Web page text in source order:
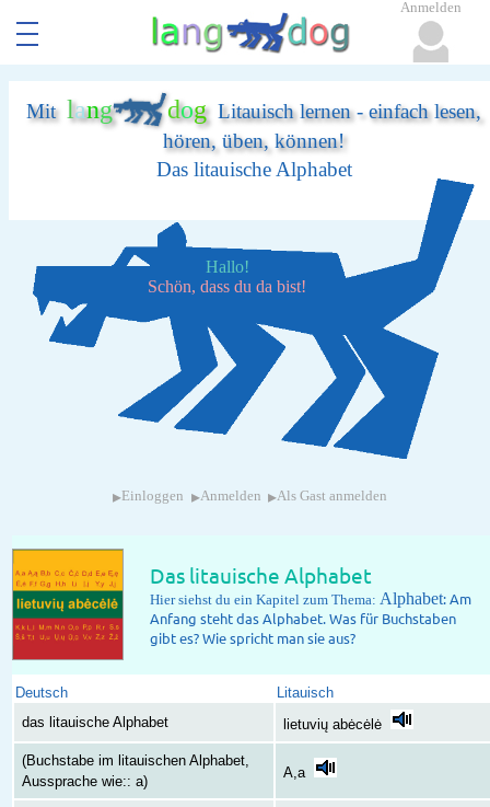
Mit lang dogLitauisch lernen - einfach lesen,
hören, üben, können!
Das litauische Alphabet
Hallo!
Schön, dass du da bist!
▸ Einloggen ▸Anmelden ▸Als Gast anmelden
Das litauische Alphabet
Hier siehst du ein Kapitel zum Thema: Alphabet: Am
Anfang steht das Alphabet. Was für Buchstaben
gibt es? Wie spricht man sie aus?
Deutsch
Litauisch
das litauische Alphabet
lietuvių abėcėlė
(Buchstabe im litauischen Alphabet,
Aussprache wie:: a)
A,a
Anmelden